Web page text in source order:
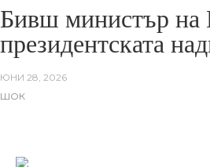
Бивш министър на
президентската
ЮНИ 28, 2026
ШОК